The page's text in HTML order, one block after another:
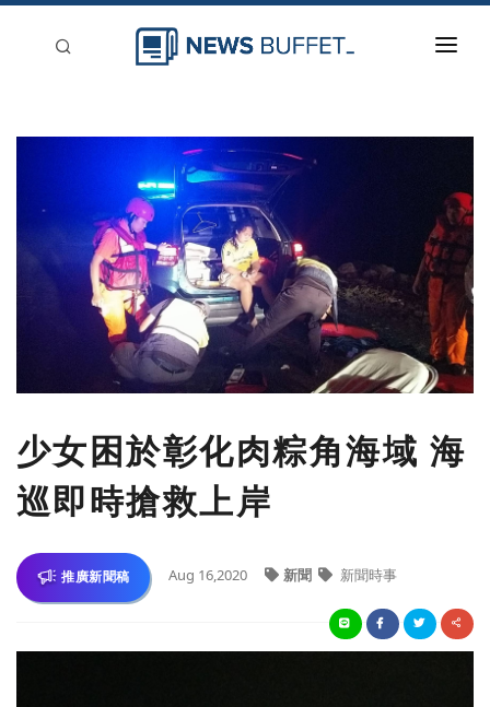
刊登
少女困於彰化肉粽角海域 海
巡即時搶救上岸
推廣新聞稿 Aug 16,2020 新聞 新聞時事